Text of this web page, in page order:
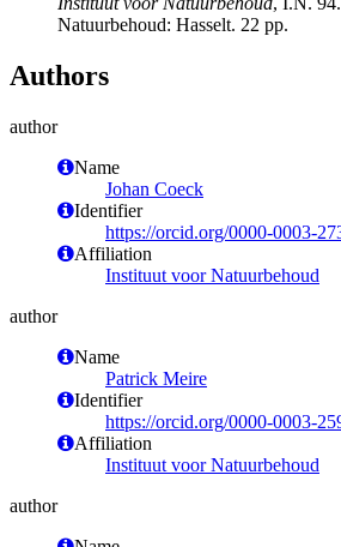
Natuurbehoud: Hasselt. 22 pp.
Authors
author
Name
Johan Coeck
Identifier
https://orcid.org/0000-0003-
Affiliation
Instituut voor Natuurbehoud
author
Name
Patrick Meire
Identifier
https://orcid.org/0000-0003-
Affiliation
Instituut voor Natuurbehoud
author